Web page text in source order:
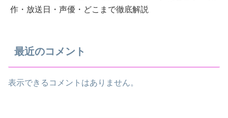
作・放送日・声優・どこまで徹底解説
最近のコメント
表示できるコメントはありません。